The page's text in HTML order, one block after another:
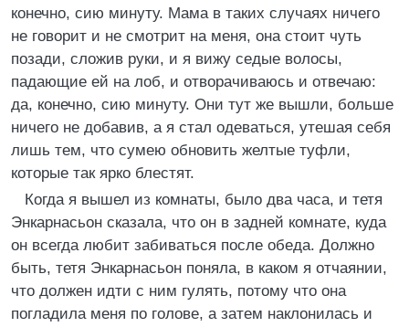
конечно, сию минуту. Мама в таких случаях ничего
не говорит и не смотрит на меня, она стоит чуть
позади, сложив руки, и я вижу седые волосы,
падающие ей на лоб, и отворачиваюсь и отвечаю:
да, конечно, сию минуту. Они тут же вышли, больше
ничего не добавив, а я стал одеваться, утешая себя
лишь тем, что сумею обновить желтые туфли,
которые так ярко блестят.
Когда я вышел из комнаты, было два часа, и тетя
Энкарнасьон сказала, что он в задней комнате, куда
он всегда любит забиваться после обеда. Должно
быть, тетя Энкарнасьон поняла, в каком я отчаянии,
что должен идти с ним гулять, потому что она
погладила меня по голове, а затем наклонилась и